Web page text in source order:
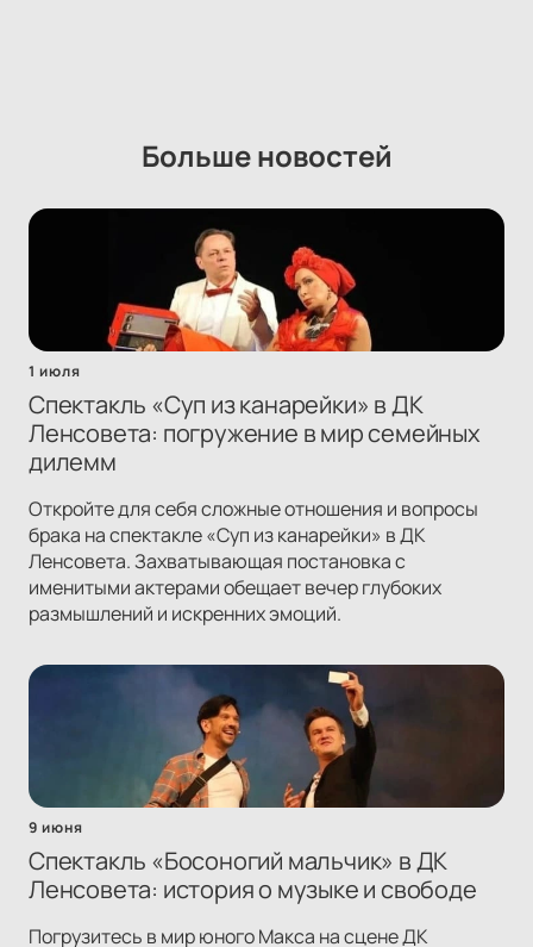
Больше новостей
1 июля
Спектакль «Суп из канарейки» в ДК
Ленсовета: погружение в мир семейных
дилемм
Откройте для себя сложные отношения и вопросы
брака на спектакле «Суп из канарейки» в ДК
Ленсовета. Захватывающая постановка с
именитыми актерами обещает вечер глубоких
размышлений и искренних эмоций.
9 июня
Спектакль «Босоногий мальчик» в ДК
Ленсовета: история о музыке и свободе
Погрузитесь в мир юного Макса на сцене ДК